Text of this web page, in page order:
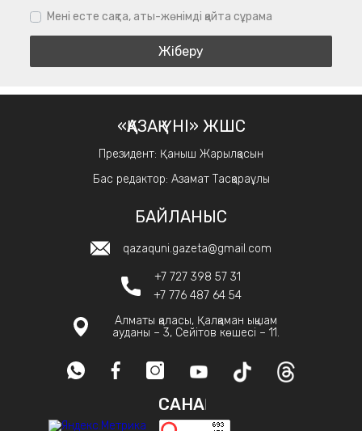
Мені есте сақта, аты-жөнімді қайта сұрама
«ҚАЗАҚ ҮНІ» ЖШС
Президент: Қаныш Жарылқасын
Бас редактор: Азамат Тасқараұлы
БАЙЛАНЫС
qazaquni.gazeta@gmail.com
+7 727 398 57 31
+7 776 487 64 54
Алматы қаласы, Қалқаман ықшам
ауданы – 3, Сейітов көшесі – 11.
САНАҚ